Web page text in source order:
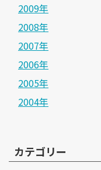
2009年
2008年
2007年
2006年
2005年
2004年
カテゴリー